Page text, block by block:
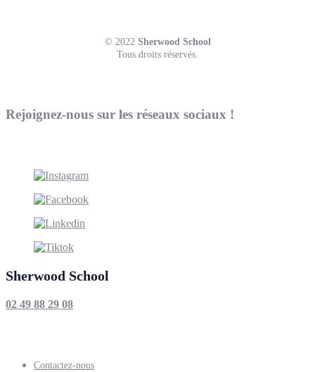
© 2022 Sherwood School
Tous droits réservés.
Rejoignez-nous sur les réseaux sociaux !
Sherwood School
02 49 88 29 08
Contactez-nous